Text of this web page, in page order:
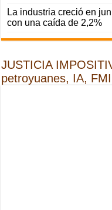
La industria creció en
con una caída de 2,2%
JUSTICIA
petroyuanes, IA,